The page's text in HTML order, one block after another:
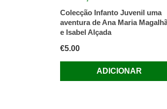
Colecção Infanto Juvenil uma
aventura de Ana Maria
e Isabel Alçada
€5.00
ADICIONAR